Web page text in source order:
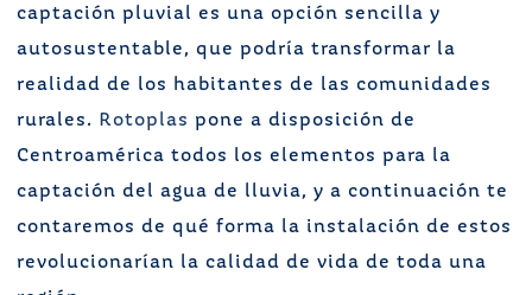
captación pluvial es una opción sencilla y
autosustentable, que podría transformar la
realidad de los habitantes de las comunidades
rurales.
Rotoplas pone a disposición de
Centroamérica todos los elementos para la
captación del agua de lluvia, y a continuación te
contaremos de qué forma la instalación de estos
revolucionarían la calidad de vida de toda una